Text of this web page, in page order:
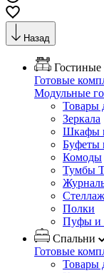
Назад
Гостиные
Готовые
Модульные
Товары
Зеркала
Шкафы
Буфеты
Комоды
Тумбы
Полки
Пуфы и
Спальни
Готовые
Товары